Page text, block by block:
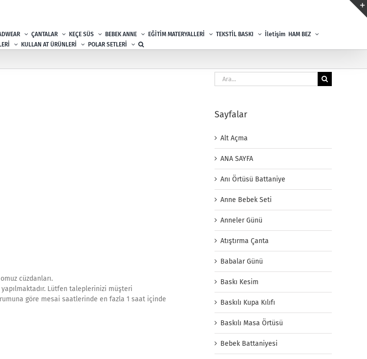
ÇANTALAR KEÇE SÜS BEBEK ANNE EĞİTİM MATERYALLERİ TEKSTİL BASKI İletişim HAM BEZ
KULLAN AT ÜRÜNLERİ POLAR SETLERİ
cüzdanları.
Lütfen taleplerinizi müşteri
göre mesai saatlerinde en fazla 1 saat içinde
Ara:
Sayfalar
Alt Açma
ANA SAYFA
Anı Örtüsü Battaniye
Anne Bebek Seti
Anneler Günü
Atıştırma Çanta
Babalar Günü
Baskı Kesim
Baskılı Kupa Kılıfı
Baskılı Masa Örtüsü
Bebek Battaniyesi